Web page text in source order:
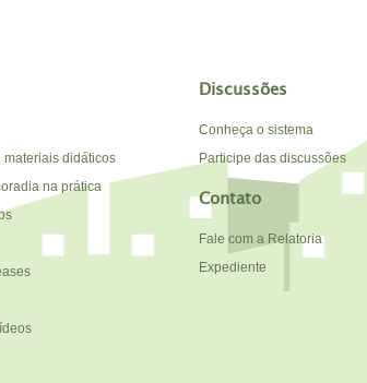
materiais didáticos
na prática
Discussões
Conheça o sistema
Participe das discussões
Contato
Fale com a Relatoria
Expediente